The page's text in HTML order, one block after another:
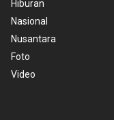
Nasional
Nusantara
Foto
Video